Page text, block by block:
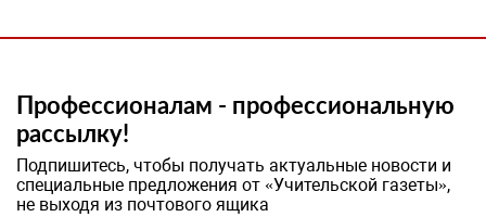
Профессионалам - профессиональную
рассылку!
Подпишитесь, чтобы получать актуальные новости и
специальные предложения от «Учительской газеты»,
не выходя из почтового ящика